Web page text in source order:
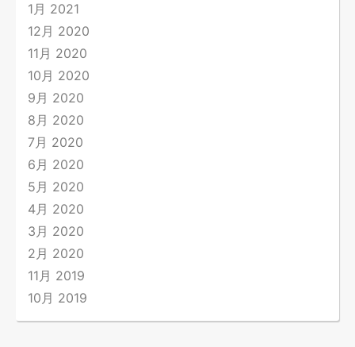
1月 2021
12月 2020
11月 2020
10月 2020
9月 2020
8月 2020
7月 2020
6月 2020
5月 2020
4月 2020
3月 2020
2月 2020
11月 2019
10月 2019